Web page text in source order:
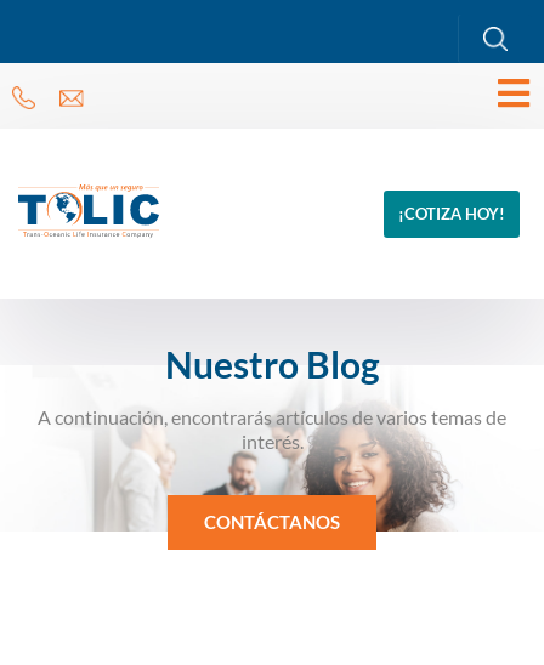
¡COTIZA HOY!
Nuestro Blog
A continuación, encontrarás artículos de varios temas de
interés.
CONTÁCTANOS